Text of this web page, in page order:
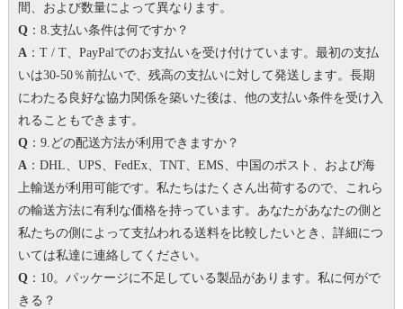
間、および数量によって異なります。
Q：8.支払い条件は何ですか？
A：T / T、PayPalでのお支払いを受け付けています。 最初の支払
いは30-50％前払いで、残高の支払いに対して発送します。 長期
にわたる良好な協力関係を築いた後は、他の支払い条件を受け入
れることもできます。
Q：9.どの配送方法が利用できますか？
A：DHL、UPS、FedEx、TNT、EMS、中国のポスト、および海
上輸送が利用可能です。私たちはたくさん出荷するので、これら
の輸送方法に有利な価格を持っています。 あなたがあなたの側と
私たちの側によって支払われる送料を比較したいとき、詳細につ
いては私達に連絡してください。
Q：10。パッケージに不足している製品があります。 私に何がで
きる？